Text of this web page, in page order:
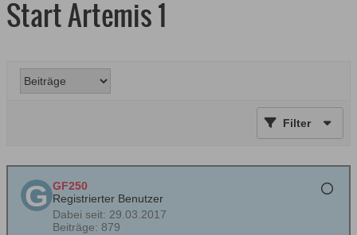
Start Artemis 1
Filter
GF250
Registrierter Benutzer
Dabei seit: 29.03.2017
Beiträge: 879